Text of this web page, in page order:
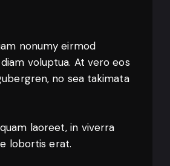
nonumy eirmod
voluptua. At vero eos
no sea takimata
laoreet, in viverra
lobortis erat.